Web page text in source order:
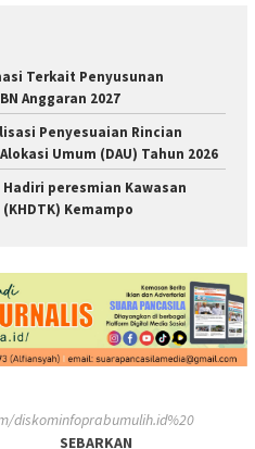
Terkait Penyusunan
Anggaran 2027
Penyesuaian Rincian
Umum (DAU) Tahun 2026
peresmian Kawasan
Kemampo
diskominfoprabumulih.id%20
SEBARKAN